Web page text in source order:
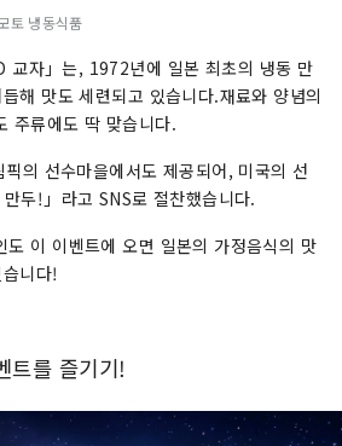
토 냉동식품
교자」는, 1972년에 일본 최초의 냉동 만
해 맛도 세련되고 있습니다.재료와 양념의
주류에도 딱 맞습니다.
의 선수마을에서도 제공되어, 미국의 선
두!」라고 SNS로 절찬했습니다.
도 이 이벤트에 오면 일본의 가정음식의 맛
니다!
트를 즐기기!